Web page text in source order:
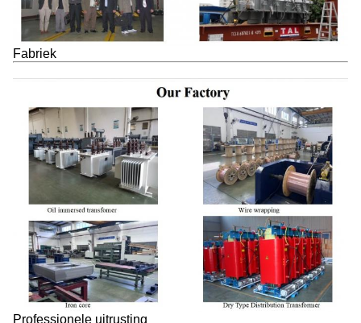
Fabriek
Professionele uitrusting